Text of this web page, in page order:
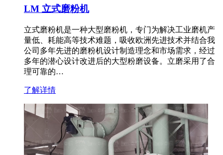
LM 立式磨粉机
立式磨粉机是一种大型磨粉机，专门为解决工业磨机产
量低、耗能高等技术难题，吸收欧洲先进技术并结合我
公司多年先进的磨粉机设计制造理念和市场需求，经过
多年的潜心设计改进后的大型粉磨设备。立磨采用了合
理可靠的…
了解详情